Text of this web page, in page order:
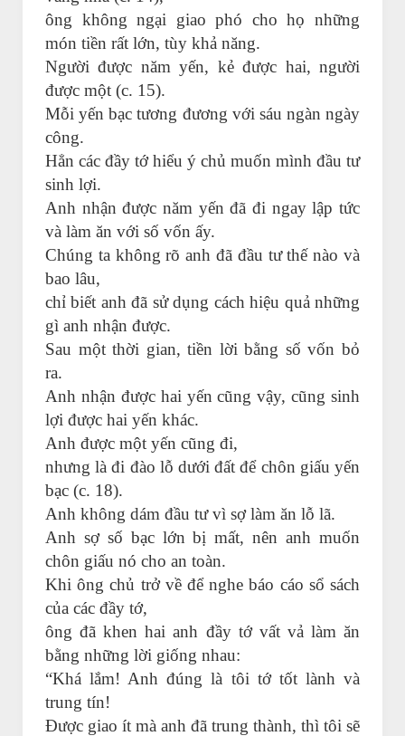
ông không ngại giao phó cho họ những
món tiền rất lớn, tùy khả năng.
Người được năm yến, kẻ được hai, người
được một (c. 15).
Mỗi yến bạc tương đương với sáu ngàn ngày
công.
Hẳn các đầy tớ hiểu ý chủ muốn mình đầu tư
sinh lợi.
Anh nhận được năm yến đã đi ngay lập tức
và làm ăn với số vốn ấy.
Chúng ta không rõ anh đã đầu tư thế nào và
bao lâu,
chỉ biết anh đã sử dụng cách hiệu quả những
gì anh nhận được.
Sau một thời gian, tiền lời bằng số vốn bỏ
ra.
Anh nhận được hai yến cũng vậy, cũng sinh
lợi được hai yến khác.
Anh được một yến cũng đi,
nhưng là đi đào lỗ dưới đất để chôn giấu yến
bạc (c. 18).
Anh không dám đầu tư vì sợ làm ăn lỗ lã.
Anh sợ số bạc lớn bị mất, nên anh muốn
chôn giấu nó cho an toàn.
Khi ông chủ trở về để nghe báo cáo sổ sách
của các đầy tớ,
ông đã khen hai anh đầy tớ vất vả làm ăn
bằng những lời giống nhau:
“Khá lắm! Anh đúng là tôi tớ tốt lành và
trung tín!
Được giao ít mà anh đã trung thành, thì tôi sẽ